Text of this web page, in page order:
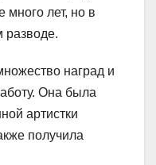
лет, но в
разводе.
наград и
Она была
артистки
получила